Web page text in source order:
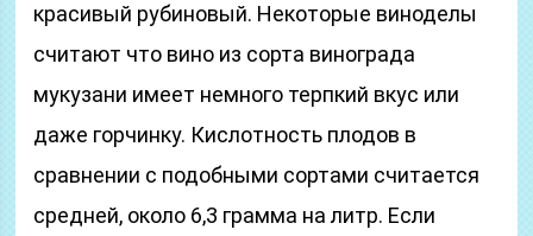
красивый рубиновый. Некоторые виноделы
считают что вино из сорта винограда
мукузани имеет немного терпкий вкус или
даже горчинку. Кислотность плодов в
сравнении с подобными сортами считается
средней, около 6,3 грамма на литр. Если